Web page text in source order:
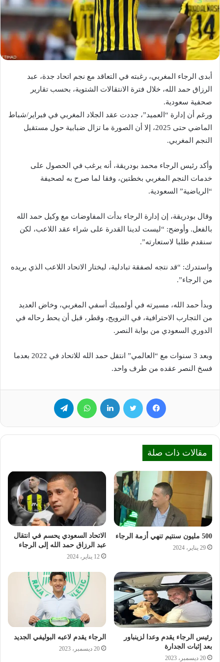
أبدى الرجاء المغربي، رغبته في التعاقد مع نجم اتحاد جدة، عبد
الرزاق حمد الله، خلال فترة الانتقالات الشتوية، بحسب تقارير
صحفية سعودية.
ورغم أن إدارة “العميد”، جددت عقد الجلاد المغربي في فبراير/شباط
الماضي حتى 2025، إلا أن الصورة ما تزال ضبابية حول مستقبل
النجم المغربي.
وأكد رئيس الرجاء محمد بودريقة، أنه يرغب في الحصول على
خدمات النجم المغربي بخطتين، وفقا لما صرح به لصحيفة
“الرياضية” السعودية.
وقال بودريقة، إن إدارة الرجاء بدأت المفاوضات مع وكيل حمد الله
بالفعل. وأوضح: “ليست لدينا القدرة على شراء عقد اللاعب، لكن
سنقدم طلبا لاستعارته”.
واستدرك: “قد نتجه لصفقة تبادلية، ليختار الاتحاد اللاعب الذي يريده
من الرجاء”.
وبدأ حمد الله، مسيرته في أولمبيك أسفي المغربي، وخاض العديد
من التجارب الاحترافية، في النرويج، وقطر، قبل أن يحط رحاله في
الدوري السعودي من بوابة النصر.
وبعد 3 سنوات مع “العالمي” انتقل حمد الله للاتحاد في 2022 بعدما
فسخ النصر عقده من طرف واحد.
فيسبوك تويتر لينكدإن واتساب
مقالات ذات صلة
500 مليون سنتيم تنهي أزمة الرجاء
29 يناير، 2024
الاتحاد السعودي يحسم في انتقال
عبد الرزاق حمد الله إلى الرجاء
12 يناير، 2024
رئيس الرجاء يقدم وعدا لزينباور
بعد إثبات الجدارة
20 ديسمبر، 2023
الرجاء يقدم لاعبه البوليفي الجديد
20 ديسمبر، 2023